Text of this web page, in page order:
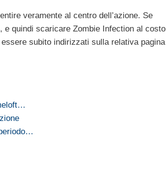
veramente al centro dell’azione. Se
quindi scaricare Zombie Infection al costo
essere subito indirizzati sulla relativa pagina